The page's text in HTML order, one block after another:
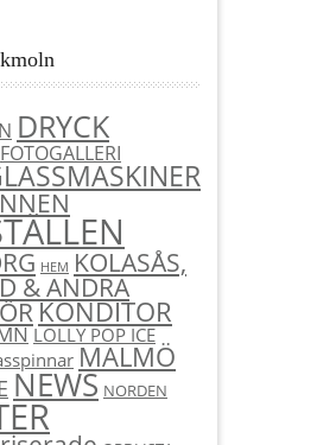
DRYCK
FOTOGALLERI
HEM KOLASÅS,
& ANDRA
KONDITOR
LOLLY POP ICE
MALMÖ
NEWS NORDEN